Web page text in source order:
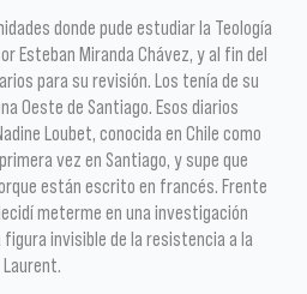
donde pude estudiar la Teología
Esteban Miranda Chávez, y al fin del
para su revisión. Los tenía de su
Oeste de Santiago. Esos diarios
Loubet, conocida en Chile como
vez en Santiago, y supe que
están escrito en francés. Frente
meterme en una investigación
invisible de la resistencia a la